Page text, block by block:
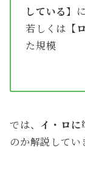
している】
若しくは 【
た規模
では、 イ・ロに
のか解説してい